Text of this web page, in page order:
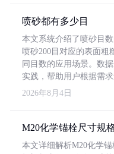
喷砂都有多少目
本文系统介绍了喷砂目
喷砂200目对应的表面粗
同目数的应用场景。数
实践，帮助用户根据需
2026年8月4日
M20化学锚栓尺寸规
本文详细解析M20化学